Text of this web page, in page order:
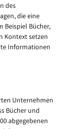
des
die eine
Beispiel Bücher,
Kontext setzen
Informationen
Unternehmen
Bücher und
abgegebenen